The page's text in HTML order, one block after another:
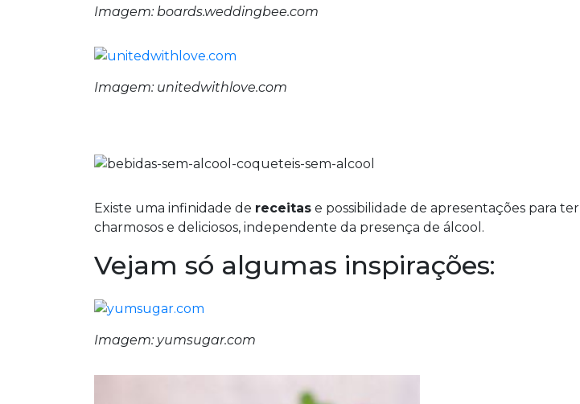
Imagem: boards.weddingbee.com
Imagem: unitedwithlove.com
Existe uma infinidade de receitas e possibilidade de apresentações para ter
charmosos e deliciosos, independente da presença de álcool.
Vejam só algumas inspirações:
Imagem: yumsugar.com